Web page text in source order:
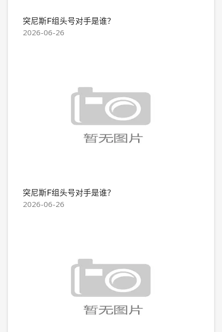
突尼斯F组头号对手是谁？
2026-06-26
突尼斯F组头号对手是谁？
2026-06-26